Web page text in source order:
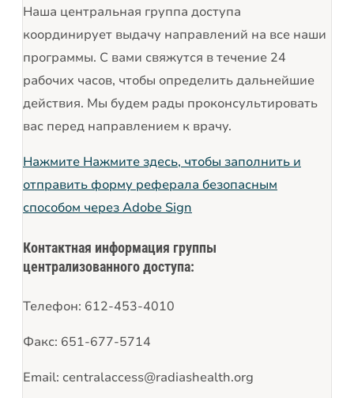
Наша центральная группа доступа
координирует выдачу направлений на все наши
программы. С вами свяжутся в течение 24
рабочих часов, чтобы определить дальнейшие
действия. Мы будем рады проконсультировать
вас перед направлением к врачу.
Нажмите Нажмите здесь, чтобы заполнить и
отправить форму реферала безопасным
способом через Adobe Sign
Контактная информация группы
централизованного доступа:
Телефон: 612-453-4010
Факс: 651-677-5714
Email: centralaccess@radiashealth.org